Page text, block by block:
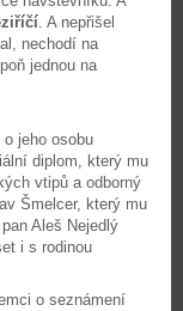
. A nepřišel
nechodí na
jednou na
jeho osobu
diplom, který mu
vtipů a odborný
Šmelcer, který mu
Aleš Nejedlý
i s rodinou
o seznámení